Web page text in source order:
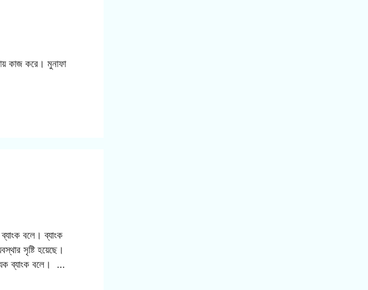
কাজ করে। মুনাফা
বলে। ব্যাংক
সৃষ্টি হয়েছে।
ব্যাংক বলে। …